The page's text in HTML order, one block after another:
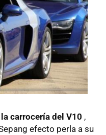
carrocería del V10 ,
efecto perla a su